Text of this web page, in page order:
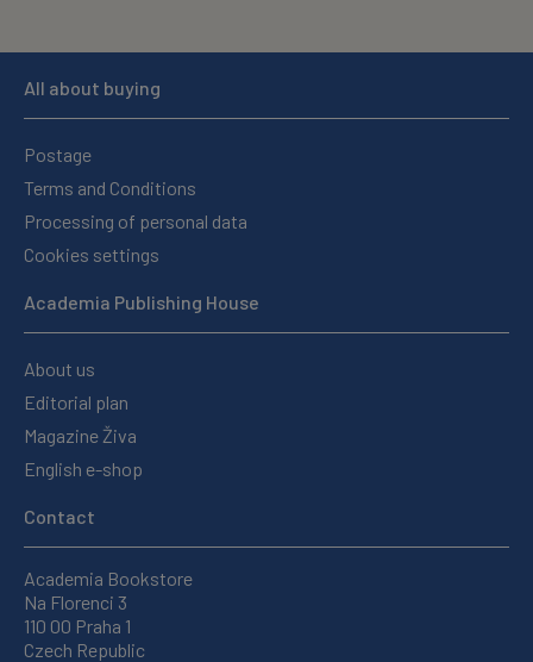
All about buying
Postage
Terms and Conditions
Processing of personal data
Cookies settings
Academia Publishing House
About us
Editorial plan
Magazine Živa
English e-shop
Contact
Academia Bookstore
Na Florenci 3
110 00 Praha 1
Czech Republic